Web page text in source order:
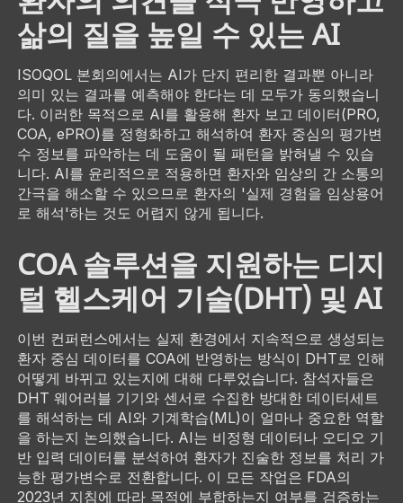
삶의 질을 높일 수 있는 AI
ISOQOL 본회의에서는 AI가 단지 편리한 결과뿐 아니라
의미 있는 결과를 예측해야 한다는 데 모두가 동의했습니
다. 이러한 목적으로 AI를 활용해 환자 보고 데이터(PRO,
COA, ePRO)를 정형화하고 해석하여 환자 중심의 평가변
수 정보를 파악하는 데 도움이 될 패턴을 밝혀낼 수 있습
니다. AI를 윤리적으로 적용하면 환자와 임상의 간 소통의
간극을 해소할 수 있으므로 환자의 '실제 경험을 임상용어
로 해석'하는 것도 어렵지 않게 됩니다.
COA 솔루션을 지원하는 디지
털 헬스케어 기술(DHT) 및 AI
이번 컨퍼런스에서는 실제 환경에서 지속적으로 생성되는
환자 중심 데이터를 COA에 반영하는 방식이 DHT로 인해
어떻게 바뀌고 있는지에 대해 다루었습니다. 참석자들은
DHT 웨어러블 기기와 센서로 수집한 방대한 데이터세트
를 해석하는 데 AI와 기계학습(ML)이 얼마나 중요한 역할
을 하는지 논의했습니다. AI는 비정형 데이터나 오디오 기
반 입력 데이터를 분석하여 환자가 진술한 정보를 처리 가
능한 평가변수로 전환합니다. 이 모든 작업은 FDA의
2023년 지침에 따라 목적에 부합하는지 여부를 검증하는